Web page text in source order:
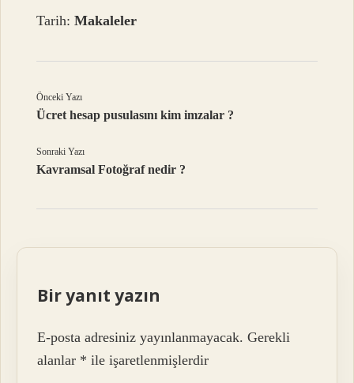
Tarih:Makaleler
Önceki Yazı
Ücret hesap pusulasını kim imzalar ?
Sonraki Yazı
Kavramsal Fotoğraf nedir ?
Bir yanıt yazın
E-posta adresiniz yayınlanmayacak. Gerekli
alanlar * ile işaretlenmişlerdir